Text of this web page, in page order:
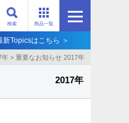
商品一覧
検索
Topicsはこちら ＞
年 > 重要なお知らせ 2017年
2017年